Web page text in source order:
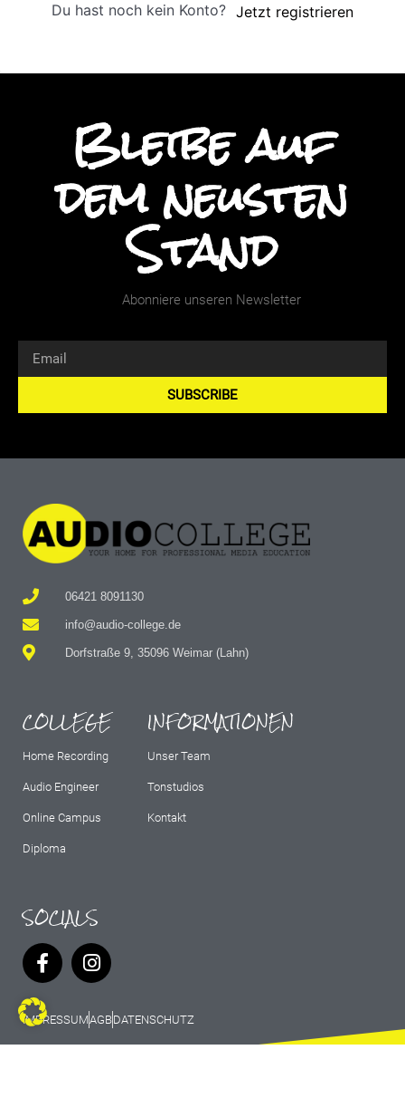
Du hast noch kein Konto? Jetzt registrieren
Bleibe auf
dem neusten
Stand
Abonniere unseren Newsletter
SUBSCRIBE
06421 8091130
info@audio-college.de
Dorfstraße 9, 35096 Weimar (Lahn)
COLLEGE
Home Recording
Audio Engineer
Online Campus
Diploma
INFORMATIONEN
Unser Team
Tonstudios
Kontakt
SOCIALS
IMPRESSUMAGBDATENSCHUTZ